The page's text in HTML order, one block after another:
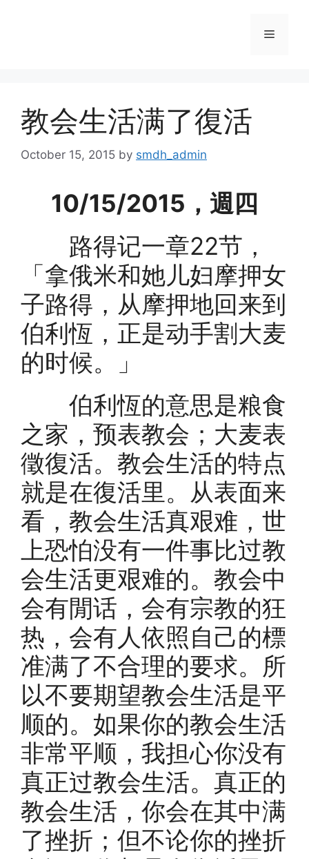
Menu
教会生活满了復活
October 15, 2015 by smdh_admin
10/15/2015，週四
路得记一章22节，
「拿俄米和她儿妇摩押女
子路得，从摩押地回来到
伯利恆，正是动手割大麦
的时候。」
伯利恆的意思是粮食
之家，预表教会；大麦表
徵復活。教会生活的特点
就是在復活里。从表面来
看，教会生活真艰难，世
上恐怕没有一件事比过教
会生活更艰难的。教会中
会有閒话，会有宗教的狂
热，会有人依照自己的標
准满了不合理的要求。所
以不要期望教会生活是平
顺的。如果你的教会生活
非常平顺，我担心你没有
真正过教会生活。真正的
教会生活，你会在其中满
了挫折；但不论你的挫折